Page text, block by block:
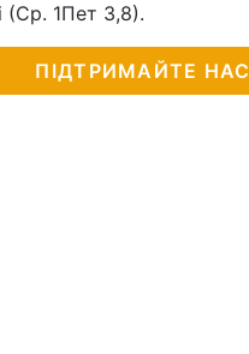
(Ср. 1Пет 3,8).
ПІДТРИМАЙТЕ НАС